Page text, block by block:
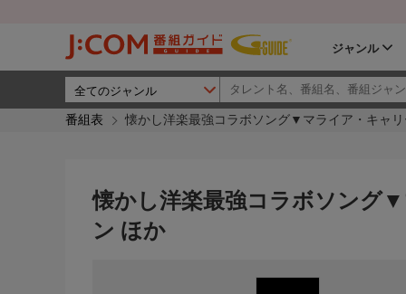
ジャンル
番組表 懐かし洋楽最強コラボソング▼マライア・キャ
懐かし洋楽最強コラボソング
ン ほか